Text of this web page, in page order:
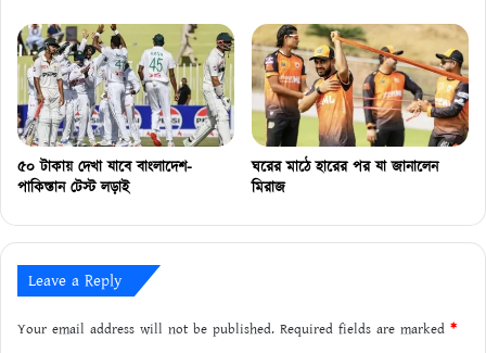
৫০ টাকায় দেখা যাবে বাংলাদেশ-
পাকিস্তান টেস্ট লড়াই
ঘরের মাঠে হারের পর যা জানালেন
মিরাজ
Leave a Reply
Your email address will not be published. Required fields are marked *